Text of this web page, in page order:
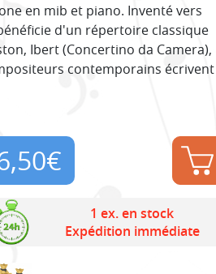
en mib et piano. Inventé vers
d'un répertoire classique
Ibert (Concertino da Camera),
contemporains écrivent
€
1 ex. en stock
Expédition immédiate